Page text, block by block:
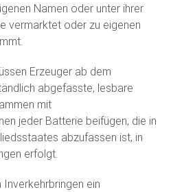
Namen oder unter ihrer
vermarktet oder zu eigenen
Erzeuger ab dem
abgefasste, lesbare
mit
jeder Batterie beifügen, die in
abzufassen ist, in
erfolgt.
ein